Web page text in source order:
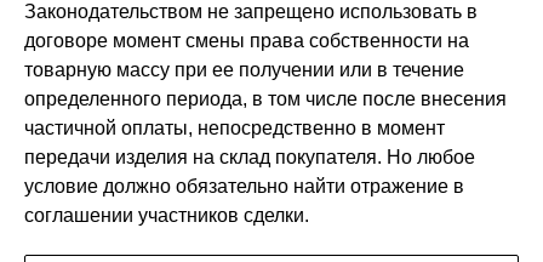
Законодательством не запрещено использовать в
договоре момент смены права собственности на
товарную массу при ее получении или в течение
определенного периода, в том числе после внесения
частичной оплаты, непосредственно в момент
передачи изделия на склад покупателя. Но любое
условие должно обязательно найти отражение в
соглашении участников сделки.